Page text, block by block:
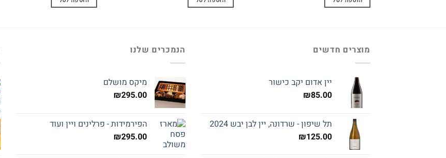
מוצרים חדשים
יין אדום יקב כישור
₪85.00
תל שיפון - שרדונה, יין לבן יבש 2024
₪125.00
הנמכרים שלנו
מיקס מושלם
₪295.00
הפירמידות - פרלינים ויין ועוד
₪295.00